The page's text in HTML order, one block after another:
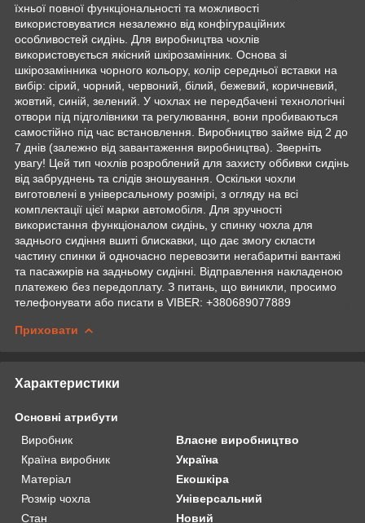
їхньої повної функціональності та можливості
використовуватися незалежно від конфігураційних
особливостей сидінь. Для виробництва чохлів
використовується якісний шкірозамінник. Основа зі
шкірозамінника чорного кольору, колір середньої вставки на
вибір: сірий, чорний, червоний, білий, бежевий, коричневий,
жовтий, синій, зелений. У чохлах не передбачені технологічні
отвори під підголівники та регулювання, вони пробиваються
самостійно під час встановлення. Виробництво займе від 2 до
7 днів (залежно від завантаження виробництва). Зверніть
увагу! Цей тип чохлів розроблений для захисту оббивки сидінь
від забруднень та слідів зношування. Оскільки чохли
виготовлені в універсальному розмірі, з огляду на всі
комплектації цієї марки автомобіля. Для зручності
використання функціоналом сидінь, у спинку чохла для
заднього сидіння вшиті блискавки, що дає змогу скласти
частину спинки й одночасно перевозити негабаритні вантажі
та пасажирів на задньому сидінні. Відправлення накладеною
платежею без передоплату. З питань, що виникли, просимо
телефонувати або писати в VIBER: +380689077889
Приховати
Характеристики
Основні атрибути
Виробник
Власне виробництво
Країна виробник
Україна
Матеріал
Екошкіра
Розмір чохла
Універсальний
Стан
Новий